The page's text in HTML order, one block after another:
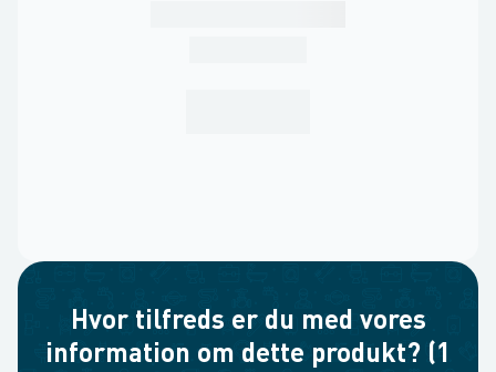
Hvor tilfreds er du med vores
information om dette produkt? (1